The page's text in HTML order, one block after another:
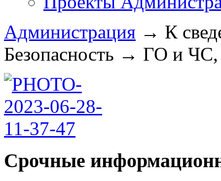
Администрация → К
Безопасность → ГО и ЧС,
Срочные